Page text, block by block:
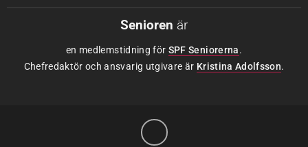
Senioren är
en medlemstidning för SPF Seniorerna.
Chefredaktör och ansvarig utgivare är Kristina Adolfsson.